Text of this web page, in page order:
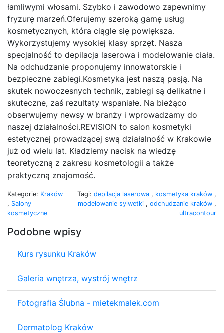
łamliwymi włosami. Szybko i zawodowo zapewnimy
fryzurę marzeń.Oferujemy szeroką gamę usług
kosmetycznych, która ciągle się powiększa.
Wykorzystujemy wysokiej klasy sprzęt. Nasza
specjalność to depilacja laserowa i modelowanie ciała.
Na odchudzanie proponujemy innowatorskie i
bezpieczne zabiegi.Kosmetyka jest naszą pasją. Na
skutek nowoczesnych technik, zabiegi są delikatne i
skuteczne, zaś rezultaty wspaniałe. Na bieżąco
obserwujemy newsy w branży i wprowadzamy do
naszej działalności.REVISION to salon kosmetyki
estetycznej prowadzącej swą działalność w Krakowie
już od wielu lat. Kładziemy nacisk na wiedzę
teoretyczną z zakresu kosmetologii a także
praktyczną znajomość.
Kategorie: Kraków
, Salony
kosmetyczne
Tagi: depilacja laserowa , kosmetyka kraków ,
modelowanie sylwetki , odchudzanie kraków ,
ultracontour
Podobne wpisy
Kurs rysunku Kraków
Galeria wnętrza, wystrój wnętrz
Fotografia Ślubna - mietekmalek.com
Dermatolog Kraków